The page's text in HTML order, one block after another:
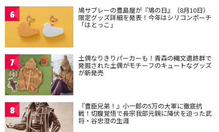
6 鳩サブレーの豊島屋が『鳩の日』（8月10日）
限定グッズ詳細を発表！今年はシリコンポーチ
「はとっこ」
7 土偶なりきりパーカーも！青森の縄文遺跡群で
発掘された土偶がモチーフのキュートなグッズ
が新発売
8 『豊臣兄弟！』小一郎の5万の大軍に徹底抗
戦！切腹覚悟で長宗我部元親に降伏を迫った武
将・谷忠澄の生涯